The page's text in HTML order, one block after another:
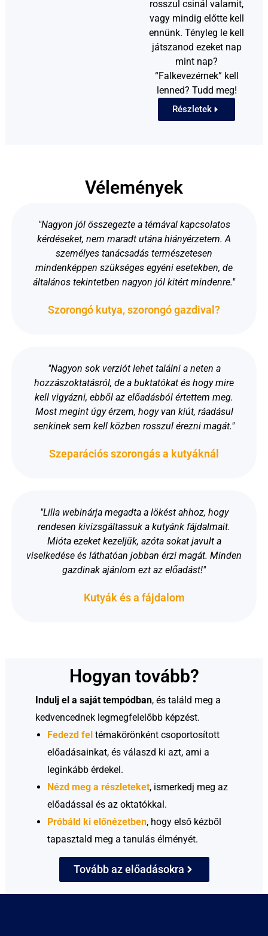
rosszul csinál valamit,
vagy mindig előtte kell
ennünk. Tényleg le kell
játszanod ezeket nap
mint nap?
“Falkevezérnek” kell
lenned? Tudd meg!​
Részletek
Vélemények
"Nagyon jól összegezte a témával kapcsolatos
kérdéseket, nem maradt utána hiányérzetem. A
személyes tanácsadás természetesen
mindenképpen szükséges egyéni esetekben, de
általános tekintetben nagyon jól kitért mindenre."
Szorongó kutya, szorongó gazdival?
"Nagyon sok verziót lehet találni a neten a
hozzászoktatásról, de a buktatókat és hogy mire
kell vigyázni, ebből az előadásból értettem meg.
Most megint úgy érzem, hogy van kiút, ráadásul
senkinek sem kell közben rosszul érezni magát."
Szeparációs szorongás a kutyáknál
"Lilla webinárja megadta a lökést ahhoz, hogy
rendesen kivizsgáltassuk a kutyánk fájdalmait.
Mióta ezeket kezeljük, azóta sokat javult a
viselkedése és láthatóan jobban érzi magát. Minden
gazdinak ajánlom ezt az előadást!"
Kutyák és a fájdalom
Hogyan tovább?
Indulj el a saját tempódban, és találd meg a
kedvencednek legmegfelelőbb képzést.
Fedezd fel témakörönként csoportosított
előadásainkat, és válaszd ki azt, ami a
leginkább érdekel.
Nézd meg a részleteket,ismerkedj meg az
előadással és az oktatókkal.
Próbáld ki előnézetben, hogy első kézből
tapasztald meg a tanulás élményét.
Tovább az előadásokra